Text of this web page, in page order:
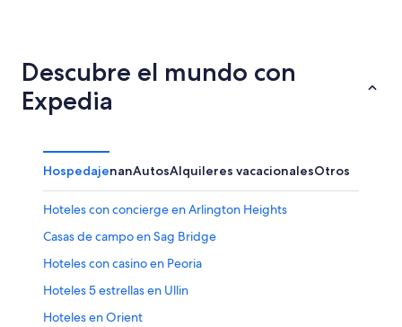
Descubre el mundo con
Expedia
HospedajenanAutosAlquileres vacacionalesOtros
Hoteles con concierge en Arlington Heights
Casas de campo en Sag Bridge
Hoteles con casino en Peoria
Hoteles 5 estrellas en Ullin
Hoteles en Orient